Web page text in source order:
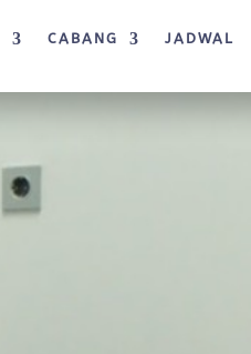
CABANG JADWAL